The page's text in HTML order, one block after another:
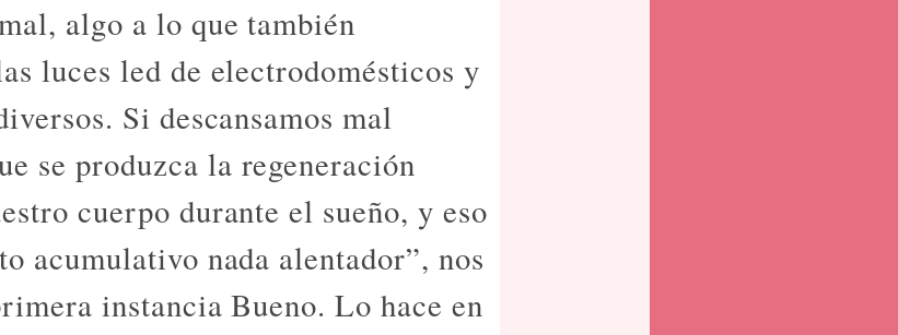
algo a lo que también
luces led de electrodomésticos y
Si descansamos mal
se produzca la regeneración
cuerpo durante el sueño, y eso
acumulativo nada alentador”, nos
instancia Bueno. Lo hace en